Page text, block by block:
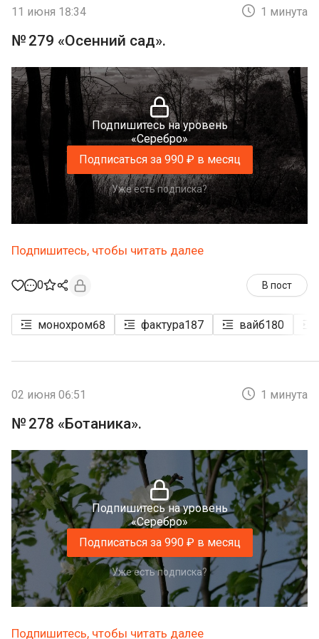
11 июня 18:34 1 минута
№ 279 «Осенний сад».
Подпишитесь на уровень
«Серебро»
Подписаться за 990 ₽ в месяц
Уже есть подписка?
Подпишитесь, чтобы читать далее
0 В пост
монохром68 фактура187 вайб180
02 июня 06:51 1 минута
№ 278 «Ботаника».
Подпишитесь на уровень
«Серебро»
Подписаться за 990 ₽ в месяц
Уже есть подписка?
Подпишитесь, чтобы читать далее